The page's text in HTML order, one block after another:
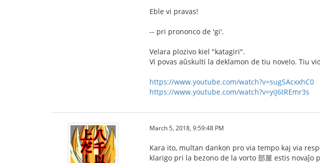
Eble vi pravas!
-- pri prononco de 'gi'.
Velara plozivo kiel "katagiri".
Vi povas aŭskulti la deklamon de tiu novelo. Tiu
https://www.youtube.com/watch?v=sugSAcxxhC0
https://www.youtube.com/watch?v=yiJ6tREmr3s
March 5, 2018, 9:59:48 PM
Kara ito, multan dankon pro via tempo kaj via
klarigo pri la bezono de la vorto 部屋 estis novaĵo